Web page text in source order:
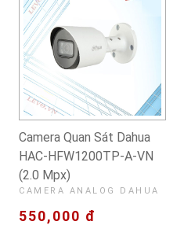
Camera Quan Sát Dahua
HAC-HFW1200TP-A-VN
(2.0 Mpx)
CAMERA ANALOG DAHUA
550,000 đ